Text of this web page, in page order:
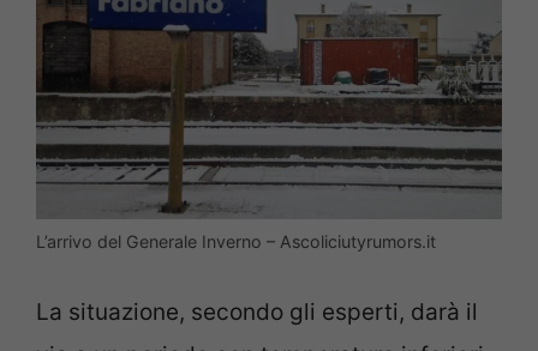
L’arrivo del Generale Inverno – Ascoliciutyrumors.it
La situazione, secondo gli esperti, darà il